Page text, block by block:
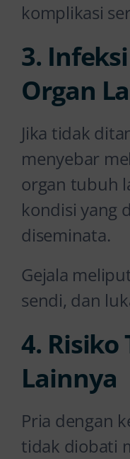
komplikasi
3.
Organ
Jika tidak
menyebar
organ tubuh
kondisi yang
diseminata.
Gejala
sendi, dan
4. Risiko
Lainnya
Pria dengan
tidak diobati